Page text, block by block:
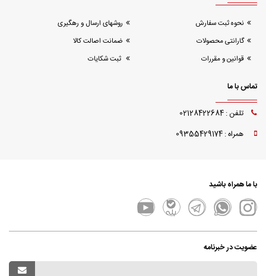
نحوه ثبت سفارش
روشهای ارسال و رهگیری
گارانتی محصولات
ضمانت اصالت کالا
قوانین و مقررات
ثبت شکایات
تماس با ما
تلفن : 02128422684
همراه : 09355429174
با ما همراه باشید
عضویت در خبرنامه